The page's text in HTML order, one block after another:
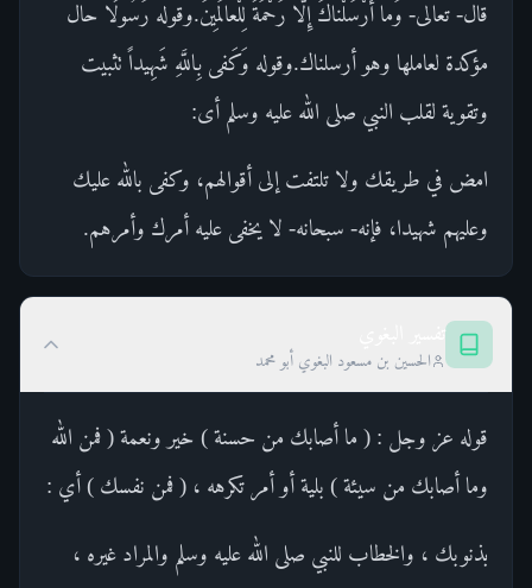
قال- تعالى- وَما أَرْسَلْناكَ إِلَّا رَحْمَةً لِلْعالَمِينَ.وقوله رَسُولًا حال
مؤكدة لعاملها وهو أرسلناك.وقوله وَكَفى بِاللَّهِ شَهِيداً تثبيت
وتقوية لقلب النبي صلى الله عليه وسلم أى:
امض في طريقك ولا تلتفت إلى أقوالهم، وكفى بالله عليك
وعليهم شهيدا، فإنه- سبحانه- لا يخفى عليه أمرك وأمرهم.
الحسين بن مسعود البغوي أبو محمد
قوله عز وجل : ( ما أصابك من حسنة ) خير ونعمة ( فمن الله
وما أصابك من سيئة ) بلية أو أمر تكرهه ، ( فمن نفسك ) أي :
بذنوبك ، والخطاب للنبي صلى الله عليه وسلم والمراد غيره ،